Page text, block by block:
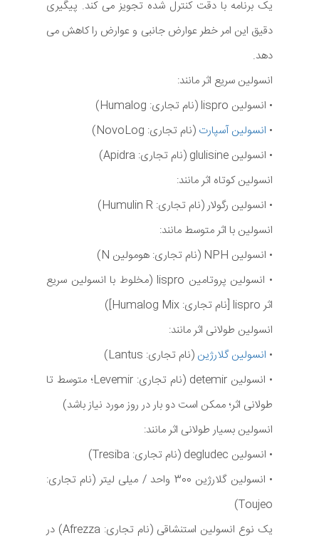
یک برنامه با دقت کنترل شده تجویز می کند. پیگیری
دقیق این امر خطر عوارض جانبی و عوارض را کاهش می
دهد.
انسولین سریع اثر مانند:
• انسولین lispro (نام تجاری: Humalog)
• انسولین آسپارت (نام تجاری: NovoLog)
• انسولین glulisine (نام تجاری: Apidra)
انسولین کوتاه اثر مانند:
• انسولین رگولار (نام تجاری: Humulin R)
انسولین با اثر متوسط مانند:
• انسولین NPH (نام تجاری: هومولین N)
• انسولین پروتامین lispro (مخلوط با انسولین سریع
اثر lispro [نام تجاری: Humalog Mix])
انسولین طولانی اثر مانند:
• انسولین گلارژین (نام تجاری: Lantus)
• انسولین detemir (نام تجاری: Levemir؛ متوسط تا
طولانی اثر؛ ممکن است دو بار در روز مورد نیاز باشد)
انسولین بسیار طولانی اثر مانند:
• انسولین degludec (نام تجاری: Tresiba)
• انسولین گلارژین 300 واحد / میلی لیتر (نام تجاری:
Toujeo)
یک نوع انسولین استنشاقی (نام تجاری: Afrezza) در